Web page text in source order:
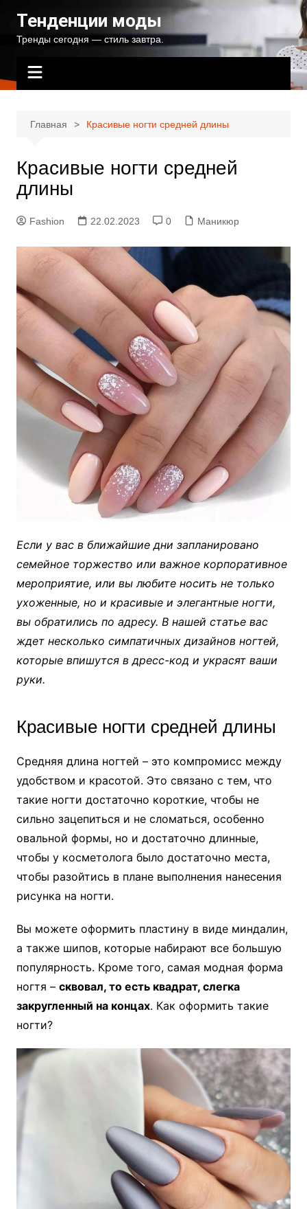
содержимому
Тенденции моды
Тренды сегодня — стиль завтра.
Главная Красивые ногти средней длины
Красивые ногти средней
длины
Fashion 22.02.2023 0 Маникюр
Если у вас в ближайшие дни запланировано
семейное торжество или важное корпоративное
мероприятие, или вы любите носить не только
ухоженные, но и красивые и элегантные ногти,
вы обратились по адресу. В нашей статье вас
ждет несколько симпатичных дизайнов ногтей,
которые впишутся в дресс-код и украсят ваши
руки.
Красивые ногти средней длины
Средняя длина ногтей – это компромисс между
удобством и красотой. Это связано с тем, что
такие ногти достаточно короткие, чтобы не
сильно зацепиться и не сломаться, особенно
овальной формы, но и достаточно длинные,
чтобы у косметолога было достаточно места,
чтобы разойтись в плане выполнения нанесения
рисунка на ногти.
Вы можете оформить пластину в виде миндалин,
а также шипов, которые набирают все большую
популярность. Кроме того, самая модная форма
ногтя – сквовал, то есть квадрат, слегка
закругленный на концах. Как оформить такие
ногти?